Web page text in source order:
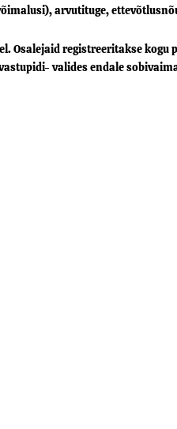
arvutituge,
Osalejaid registreeritakse
valides endale